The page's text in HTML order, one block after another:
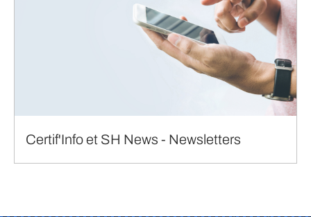
Certif'Info et SH News - Newsletters